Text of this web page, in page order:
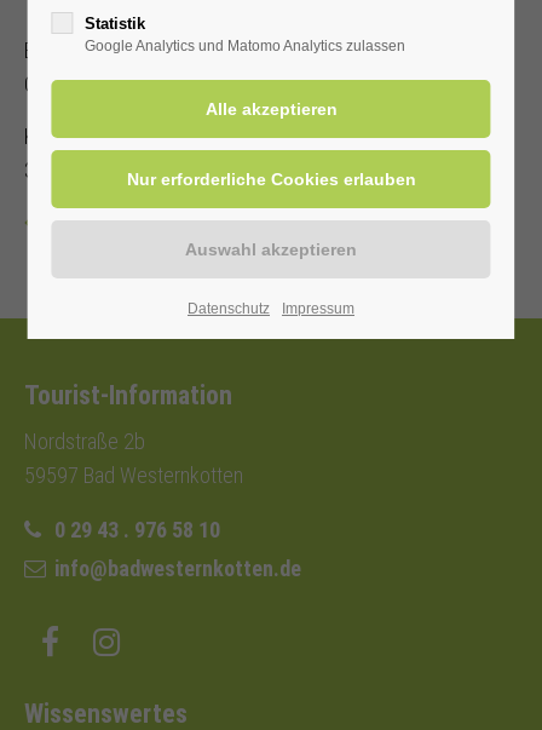
Erlernen Sie die Selbstakupressur zur Linderung von Kopf-,
Gelenk- und Muskelschmerzen
Kostenbeitrag mit gültiger Kur-/Einwohnerkarte 2,- €, ohne
3,- €.
Zurück
Tourist-Information
Nordstraße 2b
59597 Bad Westernkotten
0 29 43 . 976 58 10
info@badwesternkotten.de
Wissenswertes
Statistik
Google Analytics und Matomo Analytics zulassen
Datenschutz Impressum